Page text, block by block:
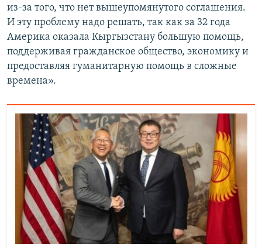
из-за того, что нет вышеупомянутого соглашения.
И эту проблему надо решать, так как за 32 года
Америка оказала Кыргызстану большую помощь,
поддерживая гражданское общество, экономику и
предоставляя гуманитарную помощь в сложные
времена».